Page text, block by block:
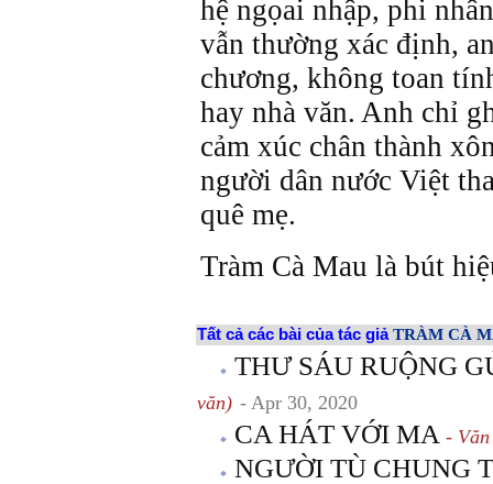
hệ ngọai nhập, phi
vẫn thường xác định,
chương, không toan
hay nhà văn. Anh chỉ
cảm xúc chân thành
người dân nước Việt
quê mẹ.
Tràm Cà Mau là bút
Tất cả các bài của tác giảTRÀM CÀ
THƯ SÁU RUỘNG
văn) - Apr 30, 2020
CA HÁT VỚI MA -
NGƯỜI TÙ CHUNG